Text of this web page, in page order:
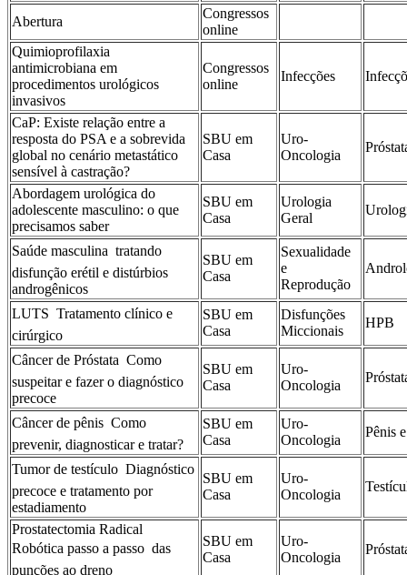
Abertura
Congressos
online
Quimioprofilaxia
antimicrobiana em
procedimentos urológicos
invasivos
Congressos
online
Infecções
CaP: Existe relação entre a
resposta do PSA e a sobrevida
global no cenário metastático
sensível à castração?
SBU em
Casa
Uro-
Oncologia
Abordagem urológica do
adolescente masculino: o que
precisamos saber
SBU em
Casa
Urologia
Geral
Saúde masculina  tratando
disfunção erétil e distúrbios
androgênicos
SBU em
Casa
Sexualidade
e
Reprodução
LUTS  Tratamento clínico e
cirúrgico
SBU em
Casa
Disfunções
Miccionais
HPB
Câncer de Próstata  Como
suspeitar e fazer o diagnóstico
precoce
SBU em
Casa
Uro-
Oncologia
Câncer de pênis  Como
prevenir, diagnosticar e tratar?
SBU em
Casa
Uro-
Oncologia
Pênis
Tumor de testículo  Diagnóstico
precoce e tratamento por
estadiamento
SBU em
Casa
Uro-
Oncologia
Prostatectomia Radical
Robótica passo a passo  das
punções ao dreno
SBU em
Casa
Uro-
Oncologia